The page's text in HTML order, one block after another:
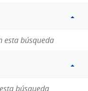
esta búsqueda
búsqueda